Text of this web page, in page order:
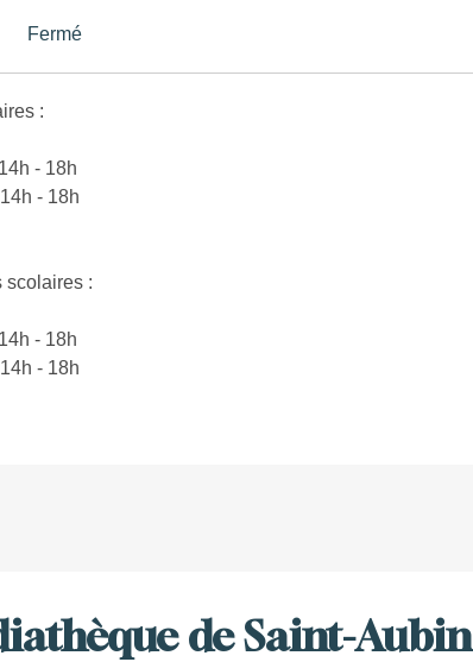
Fermé
:
- 18h
- 18h
scolaires :
- 18h
- 18h
de Saint-Aubin